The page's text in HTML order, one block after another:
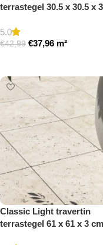
terrastegel 30.5 x 30.5 x
5.0
€42,99 €37,96 m²
Classic Light travertin
terrastegel 61 x 61 x 3 cm